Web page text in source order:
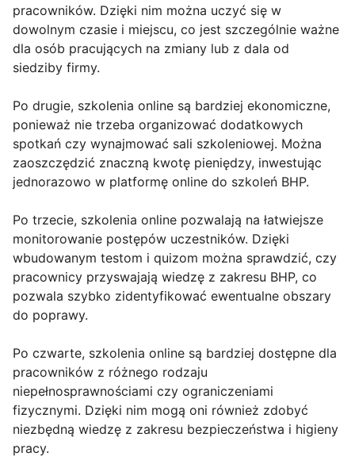
pracowników. Dzięki nim można uczyć się w
dowolnym czasie i miejscu, co jest szczególnie ważne
dla osób pracujących na zmiany lub z dala od
siedziby firmy.
Po drugie, szkolenia online są bardziej ekonomiczne,
ponieważ nie trzeba organizować dodatkowych
spotkań czy wynajmować sali szkoleniowej. Można
zaoszczędzić znaczną kwotę pieniędzy, inwestując
jednorazowo w platformę online do szkoleń BHP.
Po trzecie, szkolenia online pozwalają na łatwiejsze
monitorowanie postępów uczestników. Dzięki
wbudowanym testom i quizom można sprawdzić, czy
pracownicy przyswajają wiedzę z zakresu BHP, co
pozwala szybko zidentyfikować ewentualne obszary
do poprawy.
Po czwarte, szkolenia online są bardziej dostępne dla
pracowników z różnego rodzaju
niepełnosprawnościami czy ograniczeniami
fizycznymi. Dzięki nim mogą oni również zdobyć
niezbędną wiedzę z zakresu bezpieczeństwa i higieny
pracy.